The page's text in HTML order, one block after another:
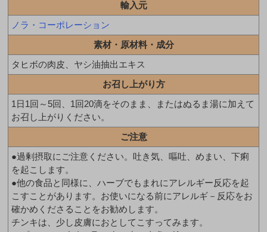
輸入元
ノラ・コーポレーション
素材・原材料・成分
タヒボの肉皮、ヤシ油抽出エキス
お召し上がり方
1日1回～5回、1回20滴をそのまま、またはぬるま湯に加えて
お召し上がりください。
ご注意
●過剰摂取にご注意ください。吐き気、嘔吐、めまい、下痢
を起こします。
●他の食品と同様に、ハーブでもまれにアレルギー反応を起
こすことがあります。お使いになる前にアレルギ－反応をお
確かめくださることをお勧めします。
チンキは、少し皮膚におとしてこすってみます。